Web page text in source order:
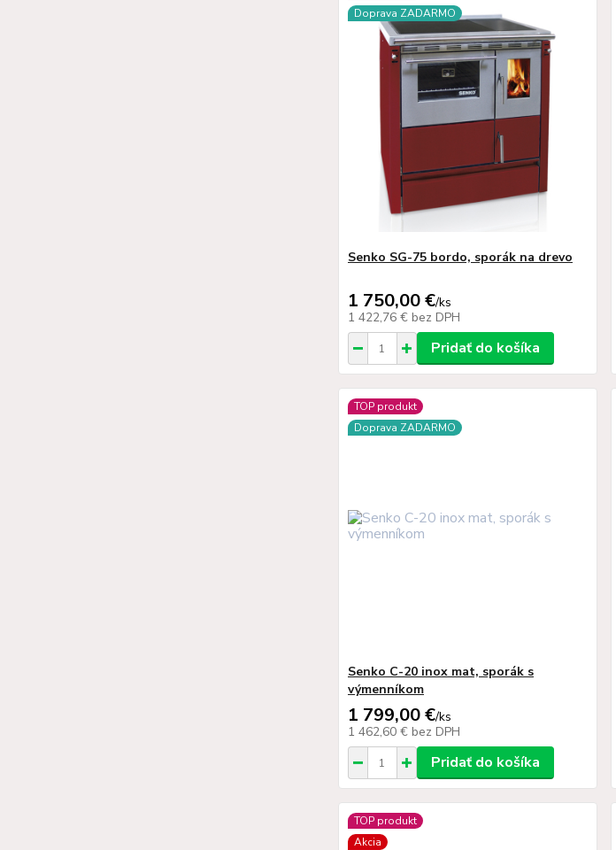
Doprava ZADARMO
Senko SG-75 bordo, sporák na drevo
1 750,00 €/ks
1 422,76 € bez DPH
Pridať do košíka
TOP produkt
Doprava ZADARMO
Senko C-20 inox mat, sporák s
výmenníkom
1 799,00 €/ks
1 462,60 € bez DPH
Pridať do košíka
TOP produkt
Akcia